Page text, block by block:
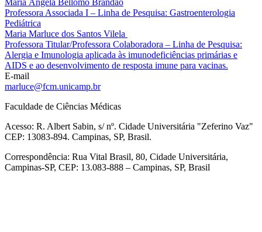
Professora Associada I – Linha de Pesquisa: Gastroenterologia
Pediátrica
Maria Marluce dos Santos Vilela
Professora Titular/Professora Colaboradora – Linha de Pesquisa:
Alergia e Imunologia aplicada às imunodeficiências primárias e
AIDS e ao desenvolvimento de resposta imune para vacinas.
E-mail
marluce@fcm.unicamp.br
Faculdade de Ciências Médicas
Acesso: R. Albert Sabin, s/ nº. Cidade Universitária "Zeferino Vaz"
CEP: 13083-894. Campinas, SP, Brasil.
Correspondência: Rua Vital Brasil, 80, Cidade Universitária,
Campinas-SP, CEP: 13.083-888 – Campinas, SP, Brasil